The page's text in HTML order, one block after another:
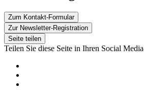
Zum Kontakt-Formular
Zur Newsletter-Registration
Seite teilen
Teilen Sie diese Seite in Ihren Social